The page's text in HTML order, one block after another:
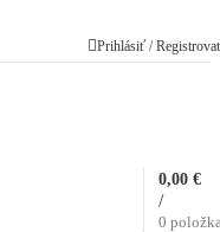
Prihlásiť /
0
/
0,00 €